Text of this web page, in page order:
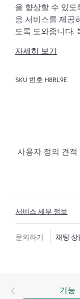
을 향상할 수 있도
응 서비스를 제공
도록 도와줍니다.
Proactive Care는
토리지,
술 솔루션 전문가
를 신속히 해결하
또한 HPE
문가는 가동 중지
안된 자동화 기술
자세히 보기
SKU 번호 H8RL9E
사용자 정의 견
서비스 세부 정보
문의하기 채팅 상
기능